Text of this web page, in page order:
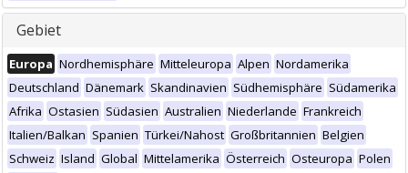
Gebiet
Europa Nordhemisphäre Mitteleuropa Alpen Nordamerika
Deutschland Dänemark Skandinavien Südhemisphäre Südamerika
Afrika Ostasien Südasien Australien Niederlande Frankreich
Italien/Balkan Spanien Türkei/Nahost Großbritannien Belgien
Schweiz Island Global Mittelamerika Österreich Osteuropa Polen